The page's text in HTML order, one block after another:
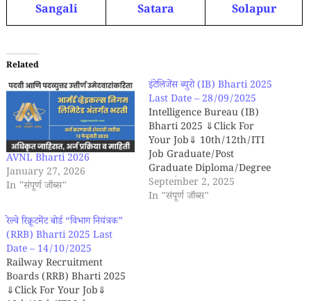
Sangali Satara Solapur
Related
AVNL Bharti 2026
January 27, 2026
In "संपूर्ण जॉब्स"
इंटेलिजेंस ब्युरो (IB) Bharti 2025
Last Date – 28/09/2025
Intelligence Bureau (IB)
Bharti 2025 ⇓Click For
Your Job⇓ 10th/12th/ITI
Job Graduate/Post
Graduate Diploma/Degree
IB भरती 2025 - Intelligence
Bureau (IB) द्वारा प्रसिद्ध केलेल्या
September 2, 2025
In "संपूर्ण जॉब्स"
रेल्वे रिक्रूटमेंट बोर्ड “विभाग नियंत्रक”
(RRB) Bharti 2025 Last
Date – 14/10/2025
Railway Recruitment
Boards (RRB) Bharti 2025
⇓Click For Your Job⇓